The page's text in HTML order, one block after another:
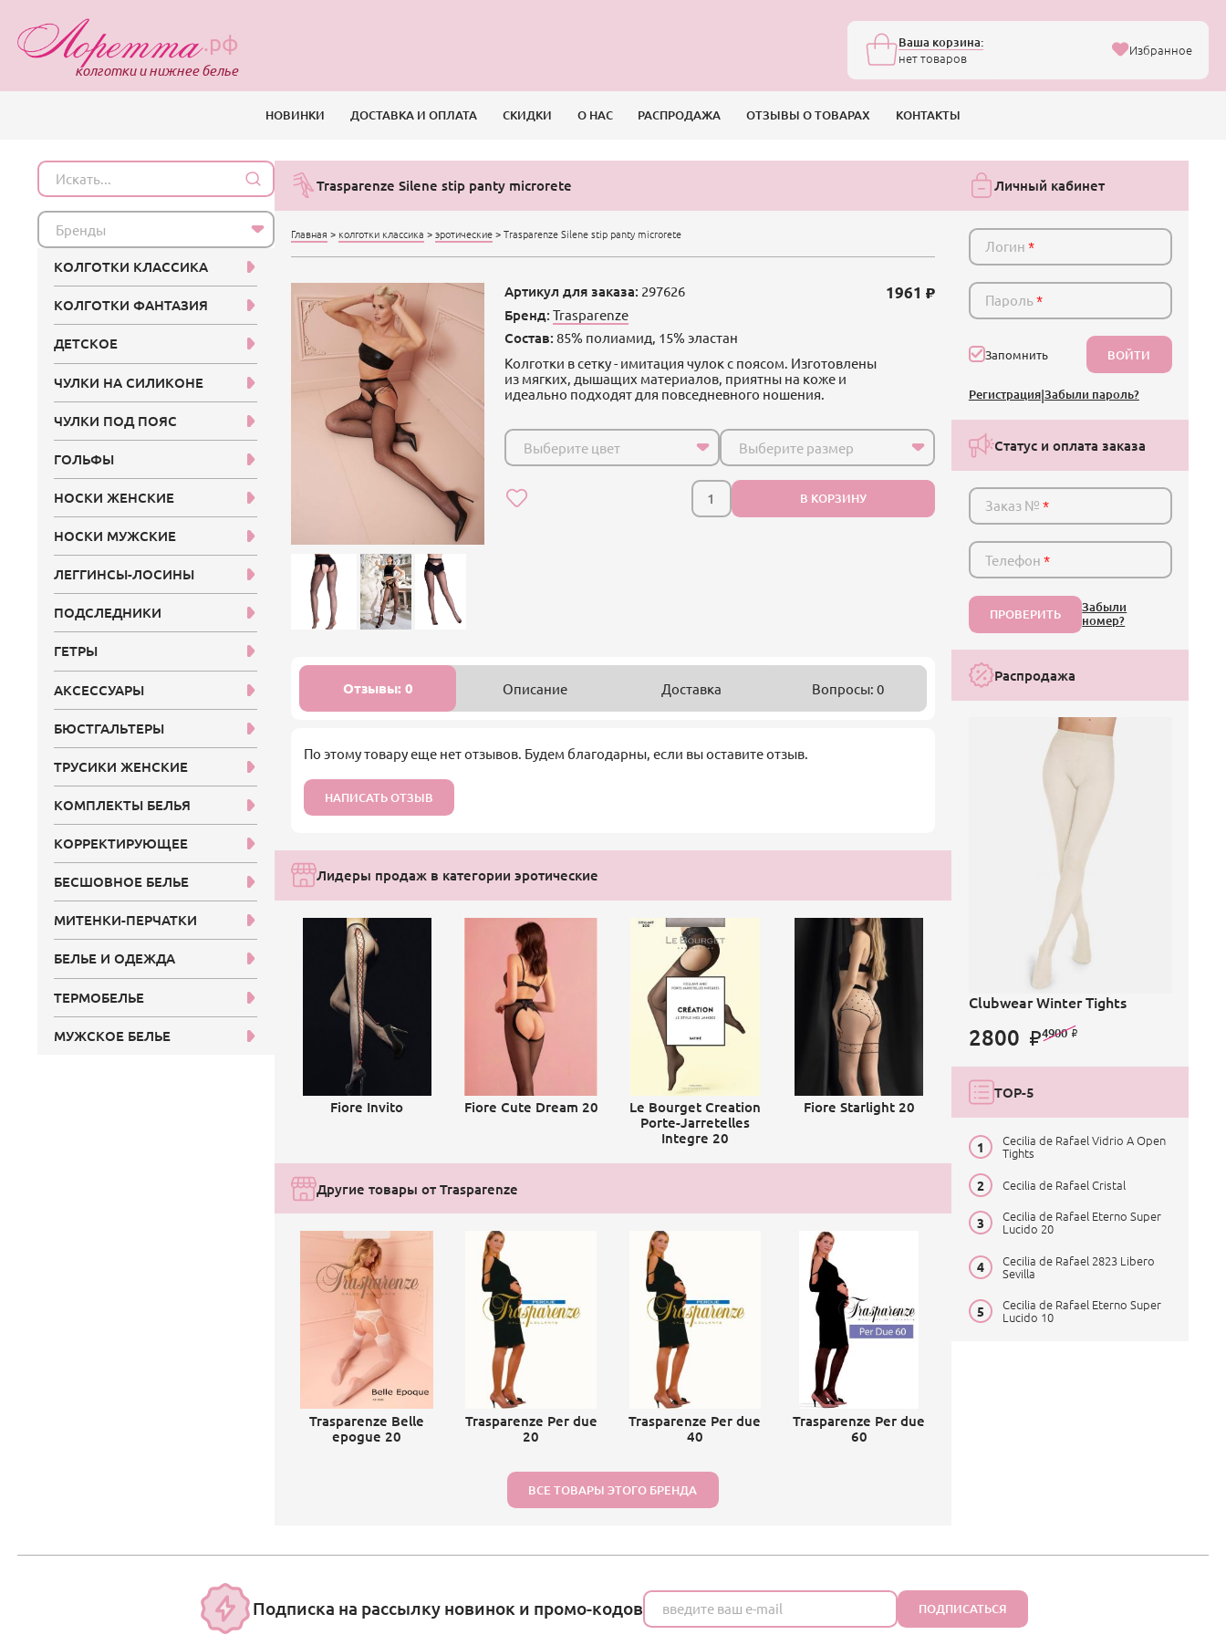
.рф
колготки и нижнее белье
Ваша корзина:
нет товаров
Избранное
НОВИНКИ ДОСТАВКА И ОПЛАТА СКИДКИ О НАС РАСПРОДАЖА ОТЗЫВЫ О ТОВАРАХ КОНТАКТЫ
Trasparenze Silene stip panty microrete
Главная > колготки классика > эротические > Trasparenze Silene stip panty microrete
Артикул для заказа: 297626
Бренд: Trasparenze
Состав: 85% полиамид, 15% эластан
Колготки в сетку - имитация чулок с поясом. Изготовлены
из мягких, дышащих материалов, приятны на коже и
идеально подходят для повседневного ношения.
1961
Выберите цвет Выберите размер
В КОРЗИНУ
Отзывы: 0 Описание Доставка Вопросы: 0
По этому товару еще нет отзывов. Будем благодарны, если вы оставите отзыв.
НАПИСАТЬ ОТЗЫВ
Лидеры продаж в категории эротические
Fiore Invito Fiore Cute Dream 20
Le Bourget Creation
Porte-Jarretelles
Integre 20
Fiore Starlight 20
Другие товары от Trasparenze
Trasparenze Belle
epogue 20
Trasparenze Per due
20
Trasparenze Per due
40
Trasparenze Per due
60
ВСЕ ТОВАРЫ ЭТОГО БРЕНДА
Личный кабинет
Логин*
Пароль*
Запомнить ВОЙТИ
Регистрация|Забыли пароль?
Статус и оплата заказа
Заказ №*
Телефон*
ПРОВЕРИТЬ
Забыли
номер?
Распродажа
Clubwear Winter Tights
2800 4900
TOP-5
Cecilia de Rafael Vidrio A Open
Tights
Cecilia de Rafael Cristal
Cecilia de Rafael Eterno Super
Lucido 20
Cecilia de Rafael 2823 Libero
Sevilla
Cecilia de Rafael Eterno Super
Lucido 10
Бренды
КОЛГОТКИ КЛАССИКА
КОЛГОТКИ ФАНТАЗИЯ
ДЕТСКОЕ
ЧУЛКИ НА СИЛИКОНЕ
ЧУЛКИ ПОД ПОЯС
ГОЛЬФЫ
НОСКИ ЖЕНСКИЕ
НОСКИ МУЖСКИЕ
ЛЕГГИНСЫ-ЛОСИНЫ
ПОДСЛЕДНИКИ
ГЕТРЫ
АКСЕССУАРЫ
БЮСТГАЛЬТЕРЫ
ТРУСИКИ ЖЕНСКИЕ
КОМПЛЕКТЫ БЕЛЬЯ
КОРРЕКТИРУЮЩЕЕ
БЕСШОВНОЕ БЕЛЬЕ
МИТЕНКИ-ПЕРЧАТКИ
БЕЛЬЕ И ОДЕЖДА
ТЕРМОБЕЛЬЕ
МУЖСКОЕ БЕЛЬЕ
Подписка на рассылку новинок и промо-кодов ПОДПИСАТЬСЯ